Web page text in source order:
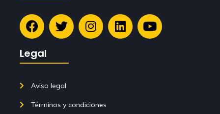
Legal
Aviso legal
Términos y condiciones